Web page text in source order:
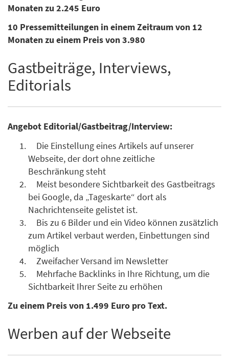
Monaten zu 2.245 Euro
10 Pressemitteilungen in einem Zeitraum von 12
Monaten zu einem Preis von 3.980
Gastbeiträge, Interviews,
Editorials
Angebot Editorial/Gastbeitrag/Interview:
Die Einstellung eines Artikels auf unserer
Webseite, der dort ohne zeitliche
Beschränkung steht
Meist besondere Sichtbarkeit des Gastbeitrags
bei Google, da „Tageskarte“ dort als
Nachrichtenseite gelistet ist.
Bis zu 6 Bilder und ein Video können zusätzlich
zum Artikel verbaut werden, Einbettungen sind
möglich
Zweifacher Versand im Newsletter
Mehrfache Backlinks in Ihre Richtung, um die
Sichtbarkeit Ihrer Seite zu erhöhen
Zu einem Preis von 1.499 Euro pro Text.
Werben auf der Webseite